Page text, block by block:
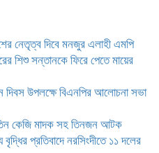
নেতৃত্ব দিবে মনজুর এলাহী এমপি
শিশু সন্তানকে ফিরে পেতে মায়ের
উপলক্ষে বিএনপির আলোচনা সভা
কেজি মাদক সহ তিনজন আটক
প্রতিবাদে নরসিংদীতে ১১ দলের